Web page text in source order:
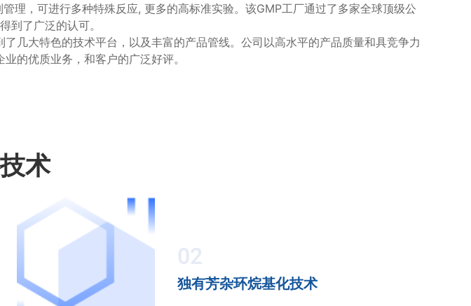
理，可进行多种特殊反应, 更多的高标准实验。该GMP工厂通过了多家全球顶级公
到了广泛的认可。
几大特色的技术平台，以及丰富的产品管线。公司以高水平的产品质量和具竞争力
的优质业务，和客户的广泛好评。
术
02
独有芳杂环烷基化技术